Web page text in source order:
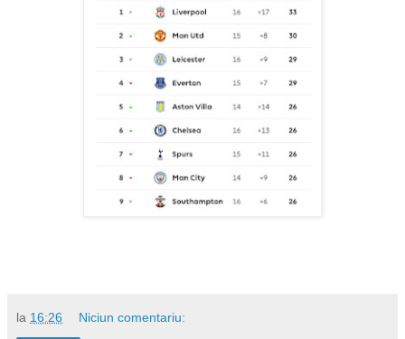
la 16:26 Niciun comentariu: